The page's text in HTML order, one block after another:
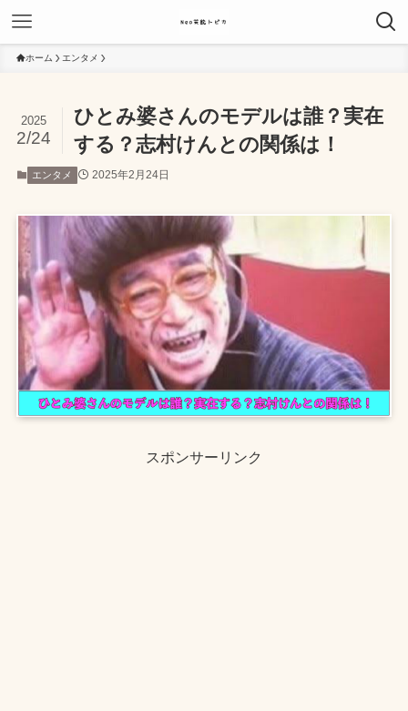
ホーム エンタメ
ひとみ婆さんのモデルは誰？実在
する？志村けんとの関係は！
2025
2/24
エンタメ 2025年2月24日
スポンサーリンク